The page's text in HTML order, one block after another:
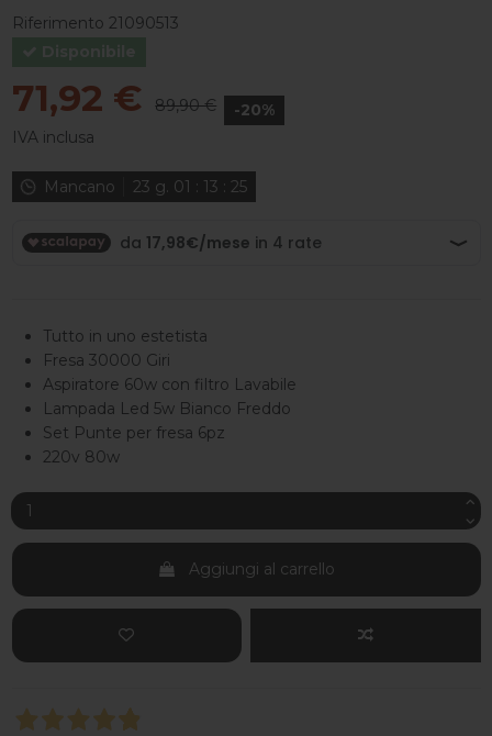
Riferimento 21090513
71,92 € 89,90 €
-20%
IVA inclusa
Mancano 23 g. 01 : 13 : 24
Tutto in uno estetista
Fresa 30000 Giri
Aspiratore 60w con filtro Lavabile
Lampada Led 5w Bianco Freddo
Set Punte per fresa 6pz
220v 80w
Aggiungi al carrello